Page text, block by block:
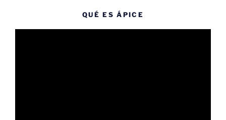
QUÉ ES ÁPICE